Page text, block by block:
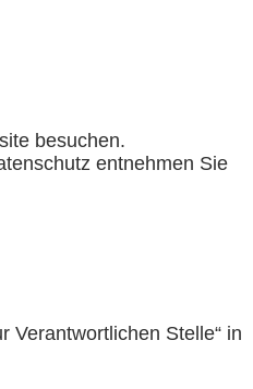
besuchen.
entnehmen Sie
Verantwortlichen Stelle“ in